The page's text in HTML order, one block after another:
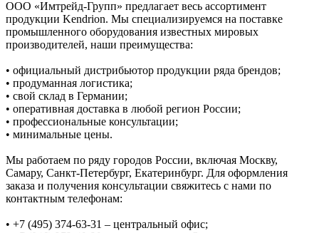
ООО «Имтрейд-Групп» предлагает весь ассортимент
продукции Kendrion. Мы специализируемся на поставке
промышленного оборудования известных мировых
производителей, наши преимущества:
• официальный дистрибьютор продукции ряда брендов;
• продуманная логистика;
• свой склад в Германии;
• оперативная доставка в любой регион России;
• профессиональные консультации;
• минимальные цены.
Мы работаем по ряду городов России, включая Москву,
Самару, Санкт-Петербург, Екатеринбург. Для оформления
заказа и получения консультации свяжитесь с нами по
контактным телефонам:
• +7 (495) 374-63-31 – центральный офис;